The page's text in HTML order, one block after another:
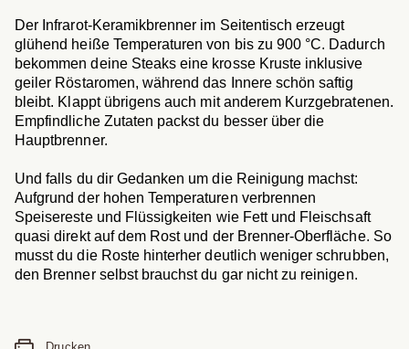
Der Infrarot-Keramikbrenner im Seitentisch erzeugt
glühend heiße Temperaturen von bis zu 900 °C. Dadurch
bekommen deine Steaks eine krosse Kruste inklusive
geiler Röstaromen, während das Innere schön saftig
bleibt. Klappt übrigens auch mit anderem Kurzgebratenen.
Empfindliche Zutaten packst du besser über die
Hauptbrenner.
Und falls du dir Gedanken um die Reinigung machst:
Aufgrund der hohen Temperaturen verbrennen
Speisereste und Flüssigkeiten wie Fett und Fleischsaft
quasi direkt auf dem Rost und der Brenner-Oberfläche. So
musst du die Roste hinterher deutlich weniger schrubben,
den Brenner selbst brauchst du gar nicht zu reinigen.